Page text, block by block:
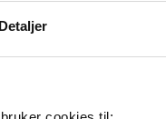
Detaljer